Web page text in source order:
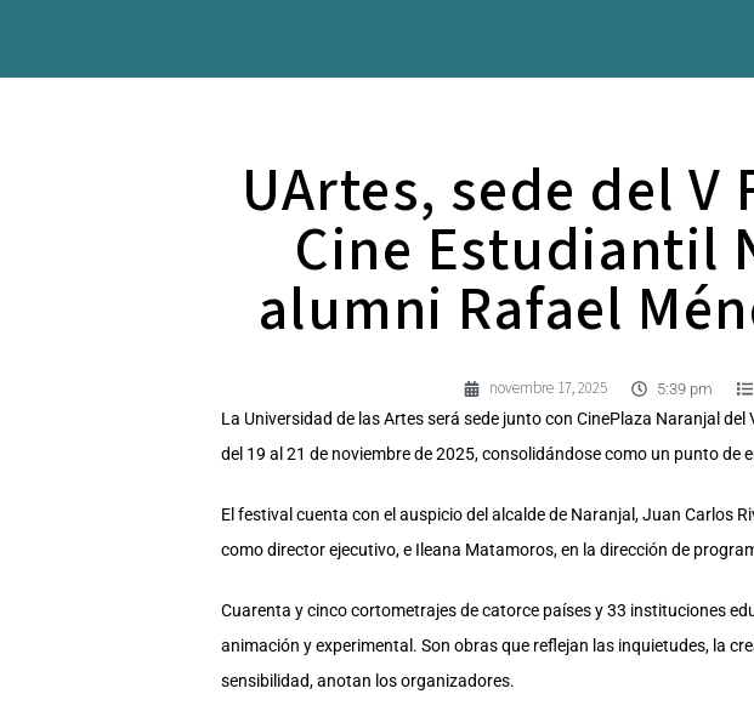
UArtes, sede del
Cine Estudiantil
alumni Rafael
novembre 17, 2025 5:39 pm
La Universidad de las Artes será sede junto con CinePlaza Naranjal
del 19 al 21 de noviembre de 2025, consolidándose como un punto
El festival cuenta con el auspicio del alcalde de Naranjal, Juan Carlos
como director ejecutivo, e Ileana Matamoros, en la dirección de
Cuarenta y cinco cortometrajes de catorce países y 33 instituciones
animación y experimental. Son obras que reflejan las inquietudes, la
sensibilidad, anotan los organizadores.